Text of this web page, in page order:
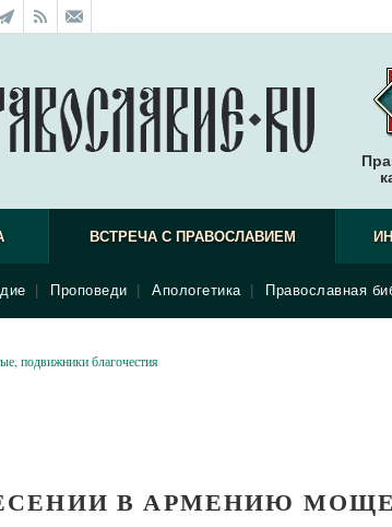
ВСТРЕЧА С ПРАВОСЛАВИЕМ
Проповеди Апологетика Православная
подвижники благочестия
В АРМЕНИЮ